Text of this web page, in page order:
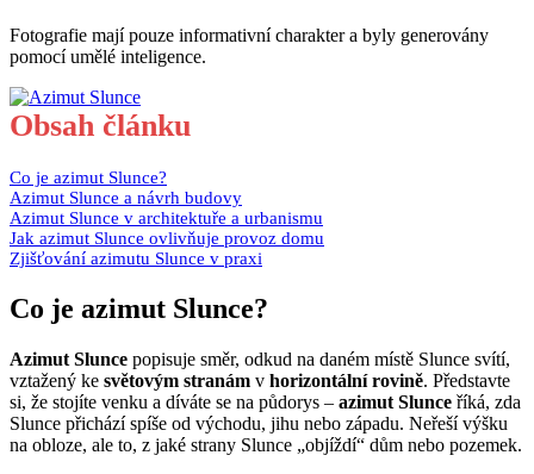
Fotografie mají pouze informativní charakter a byly generovány
pomocí umělé inteligence.
Obsah článku
Co je azimut Slunce?
Azimut Slunce a návrh budovy
Azimut Slunce v architektuře a urbanismu
Jak azimut Slunce ovlivňuje provoz domu
Zjišťování azimutu Slunce v praxi
Co je azimut Slunce?
Azimut Slunce popisuje směr, odkud na daném místě Slunce svítí,
vztažený ke světovým stranám v horizontální rovině. Představte
si, že stojíte venku a díváte se na půdorys – azimut Slunce říká, zda
Slunce přichází spíše od východu, jihu nebo západu. Neřeší výšku
na obloze, ale to, z jaké strany Slunce „objíždí“ dům nebo pozemek.